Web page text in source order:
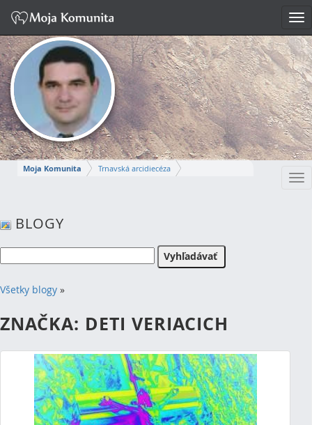
Moja Komunita
Trnavská arcidiecéza
MIROSLAV
BLOGY
Všetky blogy »
ZNAČKA: DETI VERIACICH